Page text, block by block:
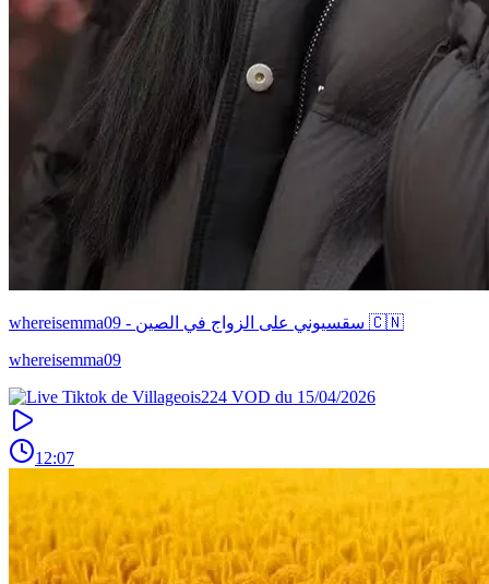
whereisemma09 - سقسيوني على الزواج في الصين 🇨🇳
whereisemma09
12:07